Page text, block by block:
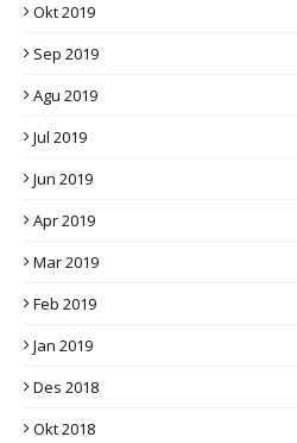
Okt 2019
Sep 2019
Agu 2019
Jul 2019
Jun 2019
Apr 2019
Mar 2019
Feb 2019
Jan 2019
Des 2018
Okt 2018